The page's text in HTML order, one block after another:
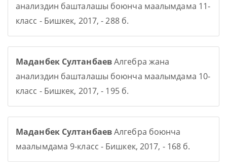
анализдин башталашы боюнча маалымдама 11-
класс - Бишкек, 2017, - 288 б.
Маданбек СултанбаевАлгебра жана
анализдин башталашы боюнча маалымдама 10-
класс - Бишкек, 2017, - 195 б.
Маданбек СултанбаевАлгебра боюнча
маалымдама 9-класс - Бишкек, 2017, - 168 б.